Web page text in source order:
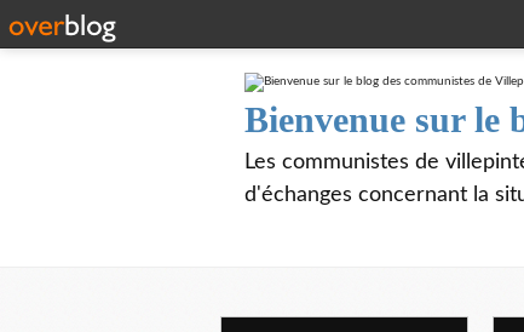
Bienvenue sur le
Les communistes de
d'échanges concernant la